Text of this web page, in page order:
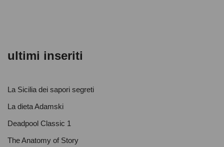
ultimi inseriti
La Sicilia dei sapori segreti
La dieta Adamski
Deadpool Classic 1
The Anatomy of Story